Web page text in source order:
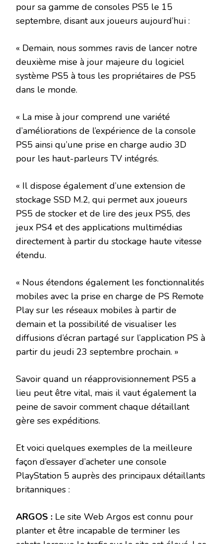
pour sa gamme de consoles PS5 le 15
septembre, disant aux joueurs aujourd’hui :
« Demain, nous sommes ravis de lancer notre
deuxième mise à jour majeure du logiciel
système PS5 à tous les propriétaires de PS5
dans le monde.
« La mise à jour comprend une variété
d’améliorations de l’expérience de la console
PS5 ainsi qu’une prise en charge audio 3D
pour les haut-parleurs TV intégrés.
« Il dispose également d’une extension de
stockage SSD M.2, qui permet aux joueurs
PS5 de stocker et de lire des jeux PS5, des
jeux PS4 et des applications multimédias
directement à partir du stockage haute vitesse
étendu.
« Nous étendons également les fonctionnalités
mobiles avec la prise en charge de PS Remote
Play sur les réseaux mobiles à partir de
demain et la possibilité de visualiser les
diffusions d’écran partagé sur l’application PS à
partir du jeudi 23 septembre prochain. »
Savoir quand un réapprovisionnement PS5 a
lieu peut être vital, mais il vaut également la
peine de savoir comment chaque détaillant
gère ses expéditions.
Et voici quelques exemples de la meilleure
façon d’essayer d’acheter une console
PlayStation 5 auprès des principaux détaillants
britanniques :
ARGOS : Le site Web Argos est connu pour
planter et être incapable de terminer les